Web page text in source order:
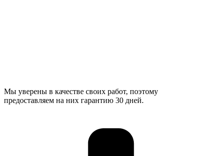
Мы уверены в качестве своих работ, поэтому
предоставляем на них гарантию 30 дней.